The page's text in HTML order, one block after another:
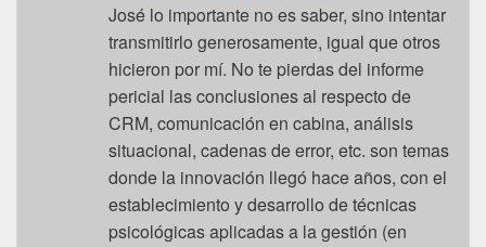
José lo importante no es saber, sino intentar
transmitirlo generosamente, igual que otros
hicieron por mí. No te pierdas del informe
pericial las conclusiones al respecto de
CRM, comunicación en cabina, análisis
situacional, cadenas de error, etc. son temas
donde la innovación llegó hace años, con el
establecimiento y desarrollo de técnicas
psicológicas aplicadas a la gestión (en